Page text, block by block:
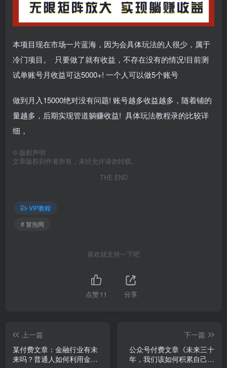
本项目现在市场一片蓝海，因为会具体玩法的人很少，属于
冷门项目。 只要做了就有收益，不存在没有的情况!目前测
试单账号月收益可达5000+! 一个人可以做5个账号
做到月入15000绝对没有问题! 账号越多收益越多，随着铺的
量越多，后期实现管道躺赚收益! 具体玩法教程录的比较详
细，
© 版权声明
文章版权归作者所有，未经允许请勿转载。
THE END
VIP教程
# 冒泡网
喜欢就支持一下吧
点赞11 分享
上一篇
某付费文章：金融行业有未
来吗？普通人如何利用金融
下一篇
公众号付费文章《未来三十
年，我们该如何积累自己的